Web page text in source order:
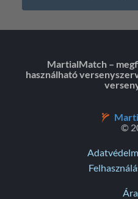
MartialMatch –
használható
©